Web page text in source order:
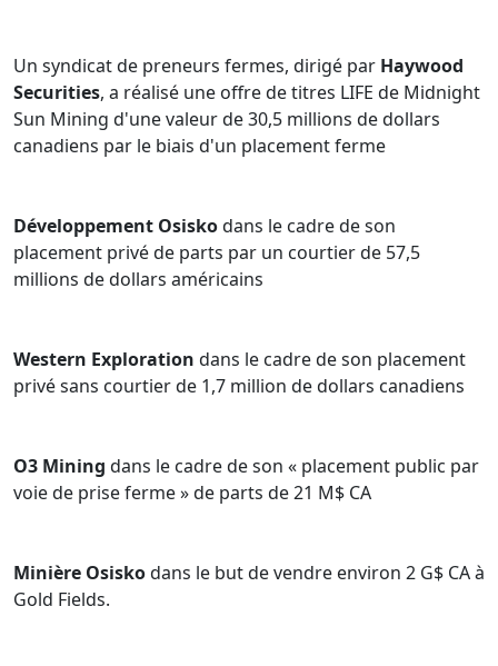
Un syndicat de preneurs fermes, dirigé par Haywood
Securities, a réalisé une offre de titres LIFE de Midnight
Sun Mining d'une valeur de 30,5 millions de dollars
canadiens par le biais d'un placement ferme
Développement Osiskodans le cadre de son
placement privé de parts par un courtier de 57,5
millions de dollars américains
Western Exploration dans le cadre de son placement
privé sans courtier de 1,7 million de dollars canadiens
O3 Mining dans le cadre de son « placement public par
voie de prise ferme » de parts de 21 M$ CA
Minière Osiskodans le but de vendre environ 2 G$ CA à
Gold Fields.